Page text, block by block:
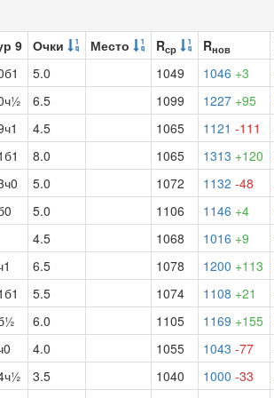
9 Очки Место Rср Rнов
5.0 1049 1046 +3
6.5 1099 1227 +95
4.5 1065 1121 -111
8.0 1065 1313 +120
5.0 1072 1132 -48
5.0 1106 1146 +4
4.5
1068 1016 +9
6.5 1078 1200 +113
5.5 1074 1108 +21
6.0 1105 1169 +155
4.0 1055 1043 -77
3.5 1040 1000 -33